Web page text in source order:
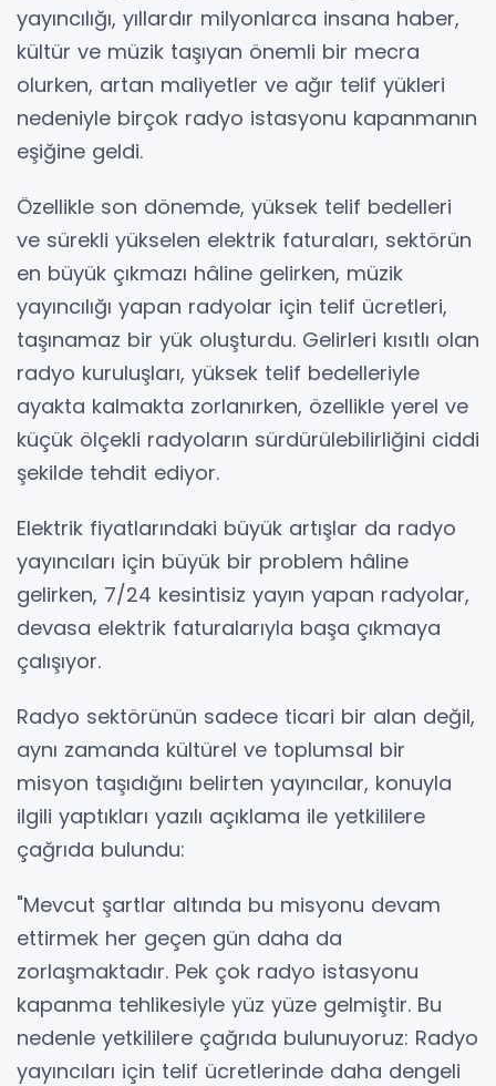
yayıncılığı, yıllardır milyonlarca insana haber,
kültür ve müzik taşıyan önemli bir mecra
olurken, artan maliyetler ve ağır telif yükleri
nedeniyle birçok radyo istasyonu kapanmanın
eşiğine geldi.
Özellikle son dönemde, yüksek telif bedelleri
ve sürekli yükselen elektrik faturaları, sektörün
en büyük çıkmazı hâline gelirken, müzik
yayıncılığı yapan radyolar için telif ücretleri,
taşınamaz bir yük oluşturdu. Gelirleri kısıtlı olan
radyo kuruluşları, yüksek telif bedelleriyle
ayakta kalmakta zorlanırken, özellikle yerel ve
küçük ölçekli radyoların sürdürülebilirliğini ciddi
şekilde tehdit ediyor.
Elektrik fiyatlarındaki büyük artışlar da radyo
yayıncıları için büyük bir problem hâline
gelirken, 7/24 kesintisiz yayın yapan radyolar,
devasa elektrik faturalarıyla başa çıkmaya
çalışıyor.
Radyo sektörünün sadece ticari bir alan değil,
aynı zamanda kültürel ve toplumsal bir
misyon taşıdığını belirten yayıncılar, konuyla
ilgili yaptıkları yazılı açıklama ile yetkililere
çağrıda bulundu:
"Mevcut şartlar altında bu misyonu devam
ettirmek her geçen gün daha da
zorlaşmaktadır. Pek çok radyo istasyonu
kapanma tehlikesiyle yüz yüze gelmiştir. Bu
nedenle yetkililere çağrıda bulunuyoruz: Radyo
yayıncıları için telif ücretlerinde daha dengeli